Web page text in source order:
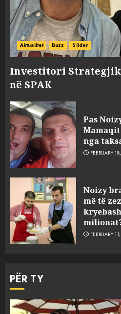
Aktualitet Buzz Slider
Investitori
në SPAK
Pas
nga
FEBRUARY
Noizy
më të
FEBRUARY
PËR TY
3
sulmuan
ngjarja
MARCH 25,
4 MARCH 25,